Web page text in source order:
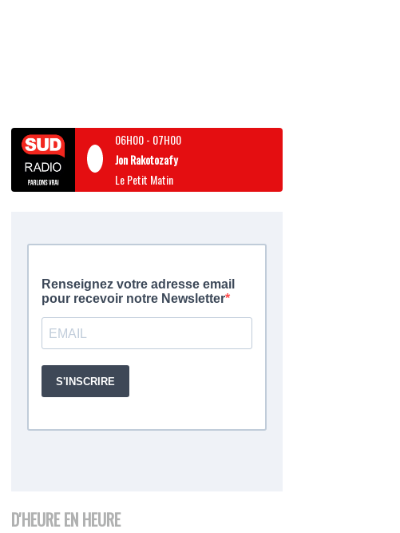
06H00- 07H00
Jon Rakotozafy
Le Petit Matin
D'HEURE EN HEURE